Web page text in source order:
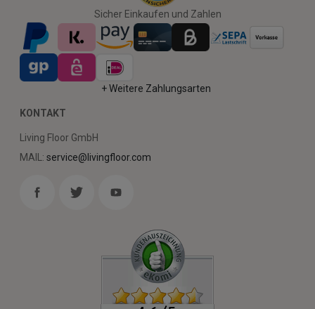
Sicher Einkaufen und Zahlen
+ Weitere Zahlungsarten
KONTAKT
Living Floor GmbH
MAIL: service@livingfloor.com